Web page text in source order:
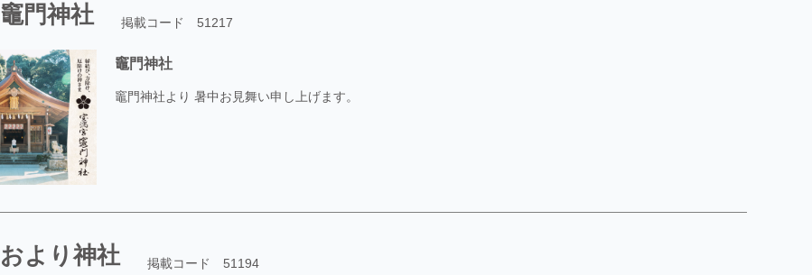
竈門神社 掲載コード 51217
竈門神社
竈門神社より 暑中お見舞い申し上げます。
おより神社 掲載コード 51194